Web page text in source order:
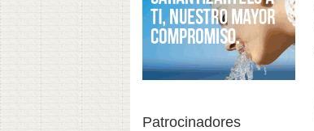
Patrocinadores